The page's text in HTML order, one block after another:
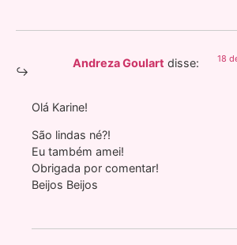
Andreza Goulart disse: 18
Olá Karine!
São lindas né?!
Eu também amei!
Obrigada por comentar!
Beijos Beijos